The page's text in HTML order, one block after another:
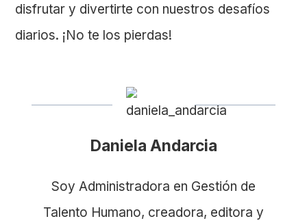
disfrutar y divertirte con nuestros desafíos
diarios. ¡No te los pierdas!
Daniela Andarcia
Soy Administradora en Gestión de
Talento Humano, creadora, editora y